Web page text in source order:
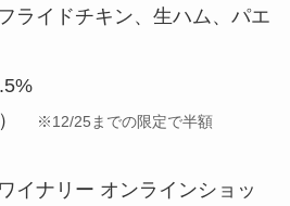
ライドチキン、生ハム、パエ
）
※12/25までの限定で半額
ナリー オンラインショッ